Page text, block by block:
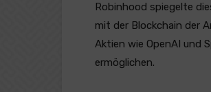
Robinhood spiegelte
mit der Blockchain der
Aktien wie OpenAI und
ermöglichen.